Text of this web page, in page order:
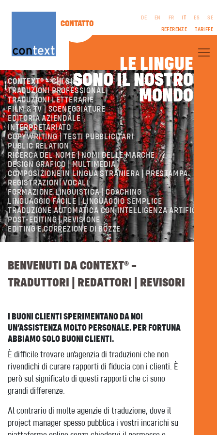
LE LINGUE
SONO IL NOSTRO
MONDO
SONO IL NOSTRO
MONDO
DE EN FR IT ES
SE
REFERENZE
TARIFFE
CONTEXT® – CHI SIAMO
TRADUZIONI PROFESSIONALI
TRADUZIONI LETTERARIE
FILM & TV | SCENEGGIATURE
EDITORIA AZIENDALE
INTERPRETARIATO
COPYWRITING | TESTI PUBBLICITARI
PUBLIC RELATION
RICERCA DEL NOME | NOMI DELLE MARCHE
DESIGN GRAFICO | MULTIMEDIA
COMPOSIZIONE IN LINGUA STRANIERA | PRESTAMPA
REGISTRAZIONI VOCALI
FORMAZIONE LINGUISTICA | COACHING
LINGUAGGIO FACILE | LINGUAGGIO SEMPLICE
TRADUZIONE AUTOMATICA CON INTELLIGENZA ARTIFICIALE
POST-EDITING | REVISIONE
EDITING E CORREZIONE DI BOZZE
BENVENUTI DA CONTEXT® –
TRADUTTORI | REDATTORI | REVISORI
I BUONI CLIENTI SPERIMENTANO DA NOI
UN’ASSISTENZA MOLTO PERSONALE. PER FORTUNA
ABBIAMO SOLO BUONI CLIENTI.
È difficile trovare un’agenzia di traduzioni che non
rivendichi di curare rapporti di fiducia con i clienti. È
però sul significato di questi rapporti che ci sono
grandi differenze.
Al contrario di molte agenzie di traduzione, dove il
project manager spesso pubblica i vostri incarichi su
NOTE LEGALI
CGC
PROTEZIONE DEI
DATI
CONTATTO